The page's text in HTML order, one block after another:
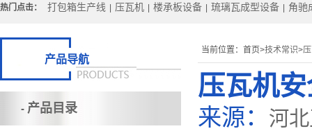
热门点击： 打包箱生产线 压瓦机 楼承板设备 琉璃瓦成型设备 角驰
当前位置： 首页>技术常识>
压瓦机
来源： 河
产品导航
- 产品目录